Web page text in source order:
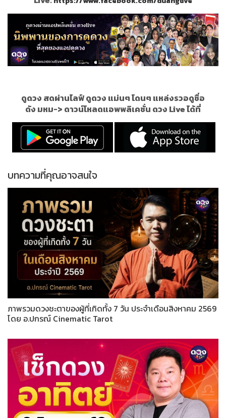
ดูดวง สดผ่านไลฟ์ ดูดวง แม่นๆ โดนๆ แหล่งรวอดูชื่อ
ดัง มหม-> ดาวน์โหลดแอพพลิเคชั่น ดวง Live ได้ที่
บทความที่คุณอาจสนใจ
ภาพรวมดวงชะตาของผู้ที่เกิดทั้ง 7 วัน ประจำเดือนสิงหาคม 2569
โดย อ.ปกรณ์ Cinematic Tarot